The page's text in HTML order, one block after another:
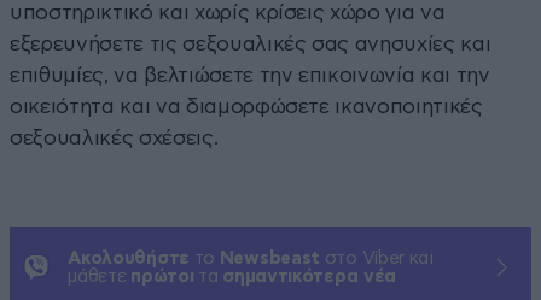
υποστηρικτικό και χωρίς κρίσεις χώρο για να
εξερευνήσετε τις σεξουαλικές σας ανησυχίες και
επιθυμίες, να βελτιώσετε την επικοινωνία και την
οικειότητα και να διαμορφώσετε ικανοποιητικές
σεξουαλικές σχέσεις.
Ακολουθήστε το Newsbeast στο Viber και
μάθετε πρώτοι τα σημαντικότερα νέα